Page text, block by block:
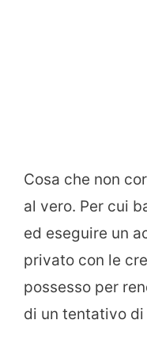
Cosa che non
al vero. Per cui
ed eseguire un
privato con le
possesso per
di un tentativo